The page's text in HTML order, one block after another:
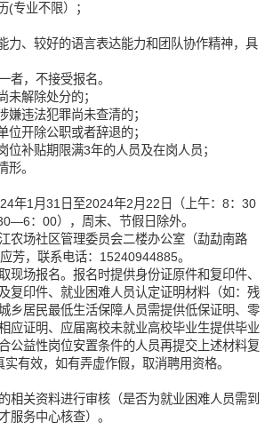
(专业不限）；
力、较好的语言表达能力和团队协作精神，具
者，不接受报名。
未解除处分的；
嫌违法犯罪尚未查清的；
位开除公职或者辞退的；
位补贴期限满3年的人员及在岗人员；
形。
年1月31日至2024年2月22日（上午：8：30
：00），周末、节假日除外。
农场社区管理委员会二楼办公室（勐勐南路
芳，联系电话：15240944885。
现场报名。报名时提供身份证原件和复印件、
复印件、就业困难人员认定证明材料（如：残
乡居民最低生活保障人员需提供低保证明、零
应证明、应届离校未就业高校毕业生提供毕业
公益性岗位安置条件的人员再提交上述材料复
有效，如有弄虚作假，取消聘用资格。
相关资料进行审核（是否为就业困难人员需到
服务中心核查）。